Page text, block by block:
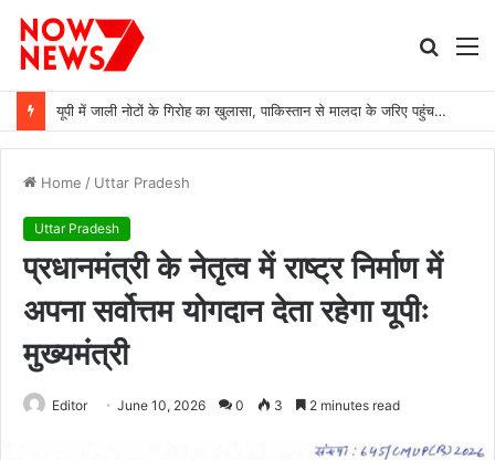
Search
यूपी में जाली नोटों के गिरोह का खुलासा, पाकिस्तान से मालदा के जरिए पहुंचती थी करेंसी
Home / Uttar Pradesh
Uttar Pradesh
प्रधानमंत्री के नेतृत्व में राष्ट्र निर्माण में
अपना सर्वोत्तम योगदान देता रहेगा यूपीः
मुख्यमंत्री
Editor June 10, 2026 0 3 2 minutes read